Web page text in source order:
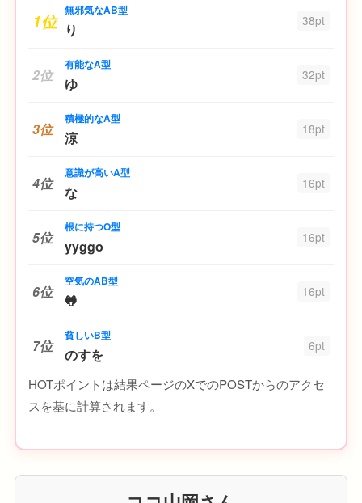
1位 無邪気なAB型
り 38pt
2位
有能なA型
ゆ 32pt
3位
積極的なA型
涼 18pt
4位
意識が高いA型
な 16pt
5位
根に持つO型
yyggo 16pt
6位
空気のAB型
🐸 16pt
7位
貧しいB型
のすを 6pt
HOTポイントは結果ページのXでのPOSTからのアクセ
スを基に計算されます。